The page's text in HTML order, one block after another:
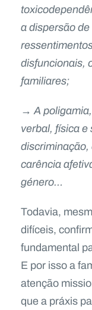
a dispersão
disfuncionais,
familiares;
→ A
verbal, física
carência
género…
Todavia,
difíceis,
fundamental
E por isso a
atenção
que a práxis